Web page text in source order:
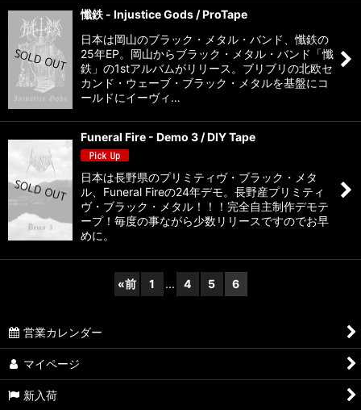
懺鉄 - Injustice Gods / ProTape
日本は岡山のブラック・メタル・バンド、懺鉄の
25年EP。岡山からブラック・メタル・バンド「懺
鉄」の1stアルバムがリリース。ブリブリの北欧セ
カンド・ウェーブ・ブラック・メタルを基盤にコ
ールドにイーヴィ…
Funeral Fire - Demo 3 / DIY Tape
日本は長野県のプリミティヴ・ブラック・メタ
ル、Funeral Fireの24年デモ。長野産プリミティ
ヴ・ブラック・メタル！！！完全自主制作デモテ
ープ！毎度の事ながら少数リリースですのでお早
めに。
«前 1 ... 4 5 6
営業カレンダー
マイページ
新入荷